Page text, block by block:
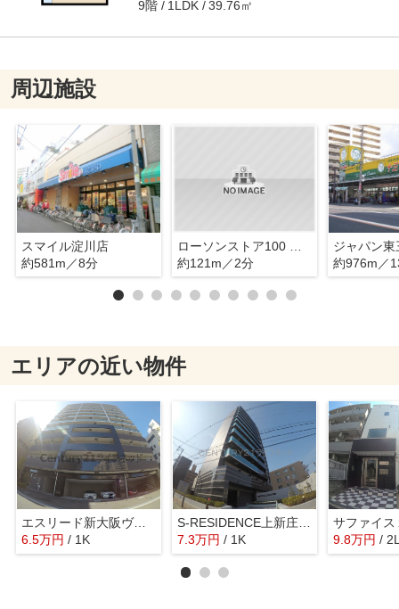
9階 1LDK 39.76㎡
周辺施設
スマイル淀川店
約581m／8分
約121m／2分
ジャパン東
約976m／
エリアの近い物件
エスリード新大阪ヴェルデ
6.5万円 / 1K
S-RESIDENCE上新庄ascent
7.3万円 / 1K
サファイス
9.8万円 /